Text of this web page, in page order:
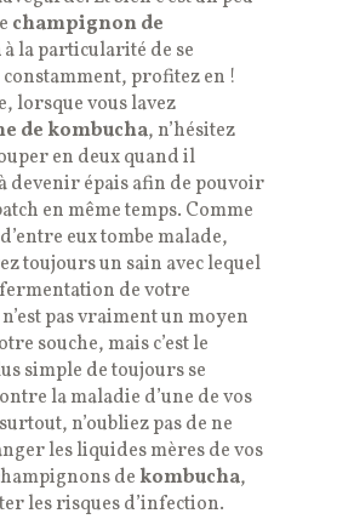
champignon de
à la particularité de se
profitez en !
lorsque vous lavez
de kombucha, n’hésitez
en deux quand il
devenir épais afin de pouvoir
en même temps. Comme
eux tombe malade,
toujours un sain avec lequel
de votre
pas vraiment un moyen
souche, mais c’est le
simple de toujours se
la maladie d’une de vos
n’oubliez pas de ne
les liquides mères de vos
de kombucha,
les risques d’infection.